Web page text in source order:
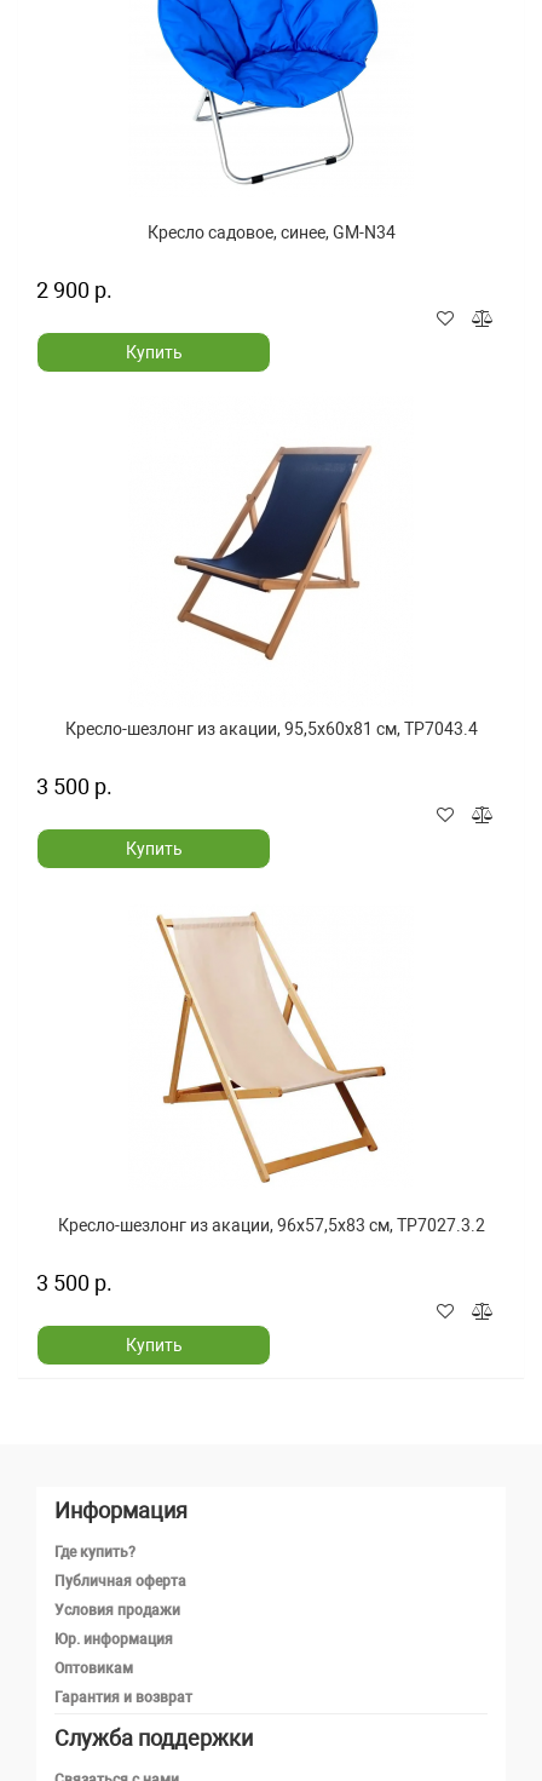
Кресло садовое, синее, GM-N34
2 900 р.
Купить
Кресло-шезлонг из акации, 95,5x60x81 см, TP7043.4
3 500 р.
Купить
Кресло-шезлонг из акации, 96x57,5x83 см, TP7027.3.2
3 500 р.
Купить
Информация
Где купить?
Публичная оферта
Условия продажи
Юр. информация
Оптовикам
Гарантия и возврат
Служба поддержки